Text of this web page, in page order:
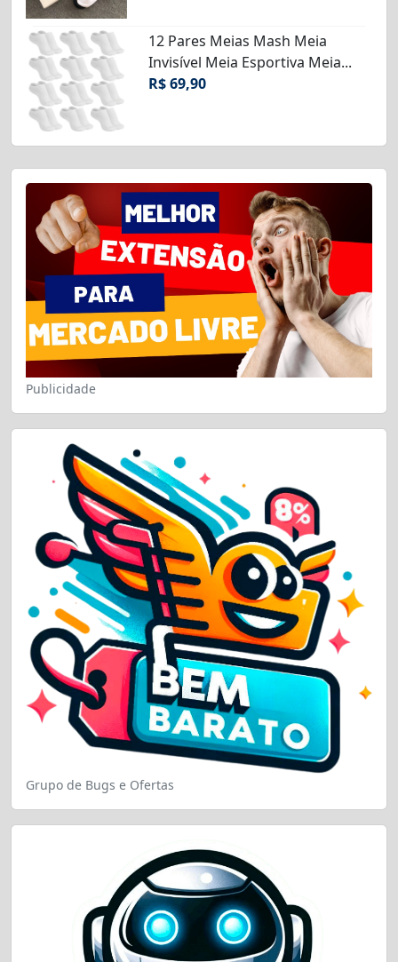
12 Pares Meias Mash Meia
Invisível Meia Esportiva Meia...
R$ 69,90
Publicidade
Grupo de Bugs e Ofertas